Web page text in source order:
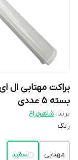
بسته ۵ عددی
برند: شاهچراغ
رنگ
مهتابی سفید